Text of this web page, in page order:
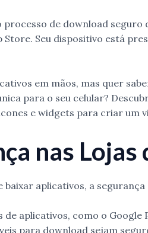
processo de download
Store. Seu dispositivo está
em mãos, mas quer
para o seu celular?
e widgets para criar um
nas
baixar aplicativos, a
de aplicativos, como o Google
para download sejam